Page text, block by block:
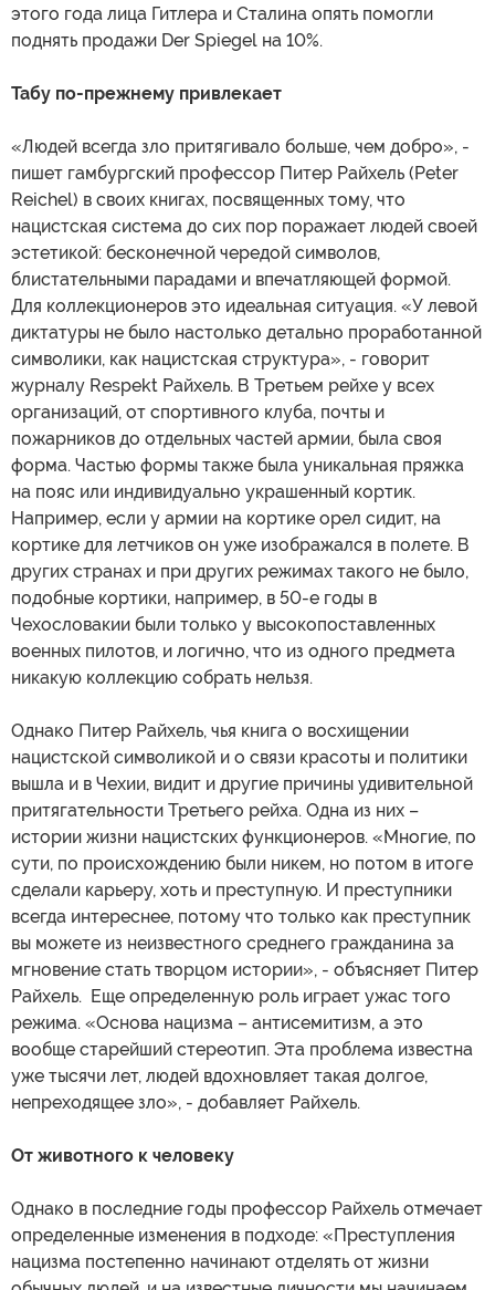
этого года лица Гитлера и Сталина опять помогли
поднять продажи Der Spiegel на 10%.
Табу по-прежнему привлекает
«Людей всегда зло притягивало больше, чем добро», -
пишет гамбургский профессор Питер Райхель (Peter
Reichel) в своих книгах, посвященных тому, что
нацистская система до сих пор поражает людей своей
эстетикой: бесконечной чередой символов,
блистательными парадами и впечатляющей формой.
Для коллекционеров это идеальная ситуация. «У левой
диктатуры не было настолько детально проработанной
символики, как нацистская структура», - говорит
журналу Respekt Райхель. В Третьем рейхе у всех
организаций, от спортивного клуба, почты и
пожарников до отдельных частей армии, была своя
форма. Частью формы также была уникальная пряжка
на пояс или индивидуально украшенный кортик.
Например, если у армии на кортике орел сидит, на
кортике для летчиков он уже изображался в полете. В
других странах и при других режимах такого не было,
подобные кортики, например, в 50-е годы в
Чехословакии были только у высокопоставленных
военных пилотов, и логично, что из одного предмета
никакую коллекцию собрать нельзя.
Однако Питер Райхель, чья книга о восхищении
нацистской символикой и о связи красоты и политики
вышла и в Чехии, видит и другие причины удивительной
притягательности Третьего рейха. Одна из них –
истории жизни нацистских функционеров. «Многие, по
сути, по происхождению были никем, но потом в итоге
сделали карьеру, хоть и преступную. И преступники
всегда интереснее, потому что только как преступник
вы можете из неизвестного среднего гражданина за
мгновение стать творцом истории», - объясняет Питер
Райхель. Еще определенную роль играет ужас того
режима. «Основа нацизма – антисемитизм, а это
вообще старейший стереотип. Эта проблема известна
уже тысячи лет, людей вдохновляет такая долгое,
непреходящее зло», - добавляет Райхель.
От животного к человеку
Однако в последние годы профессор Райхель отмечает
определенные изменения в подходе: «Преступления
нацизма постепенно начинают отделять от жизни